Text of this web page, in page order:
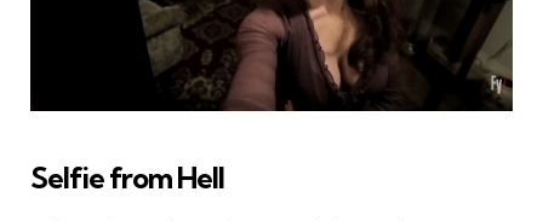
Selfie from Hell